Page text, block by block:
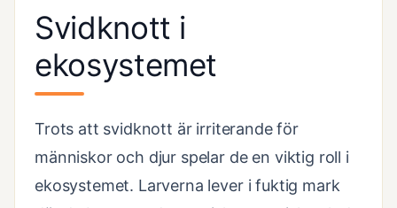
Svidknott i
ekosystemet
Trots att svidknott är irriterande för
människor och djur spelar de en viktig roll i
ekosystemet. Larverna lever i fuktig mark